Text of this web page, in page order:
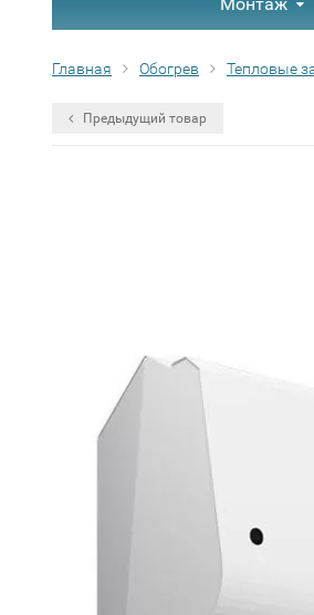
Главная Обогрев Тепловые
Предыдущий товар